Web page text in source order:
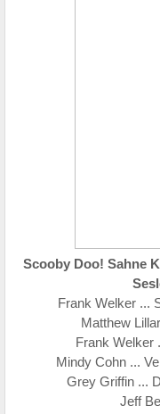
Scooby Doo! Sahne
Frank Welker ...
Matthew
Frank Welker
Mindy Cohn ...
Grey Griffin ...
Jeff